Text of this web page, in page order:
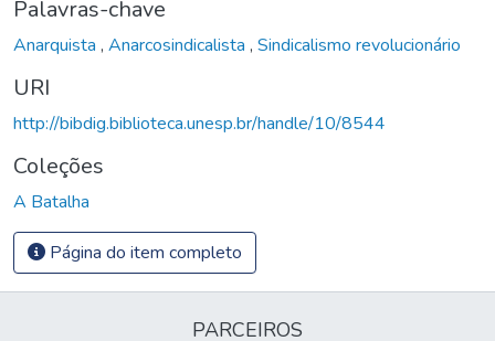
Palavras-chave
Anarquista , Anarcosindicalista , Sindicalismo revolucionário
URI
http://bibdig.biblioteca.unesp.br/handle/10/8544
Coleções
A Batalha
Página do item completo
PARCEIROS